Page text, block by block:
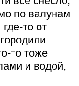
по валунам
то от
то тоже
и водой,